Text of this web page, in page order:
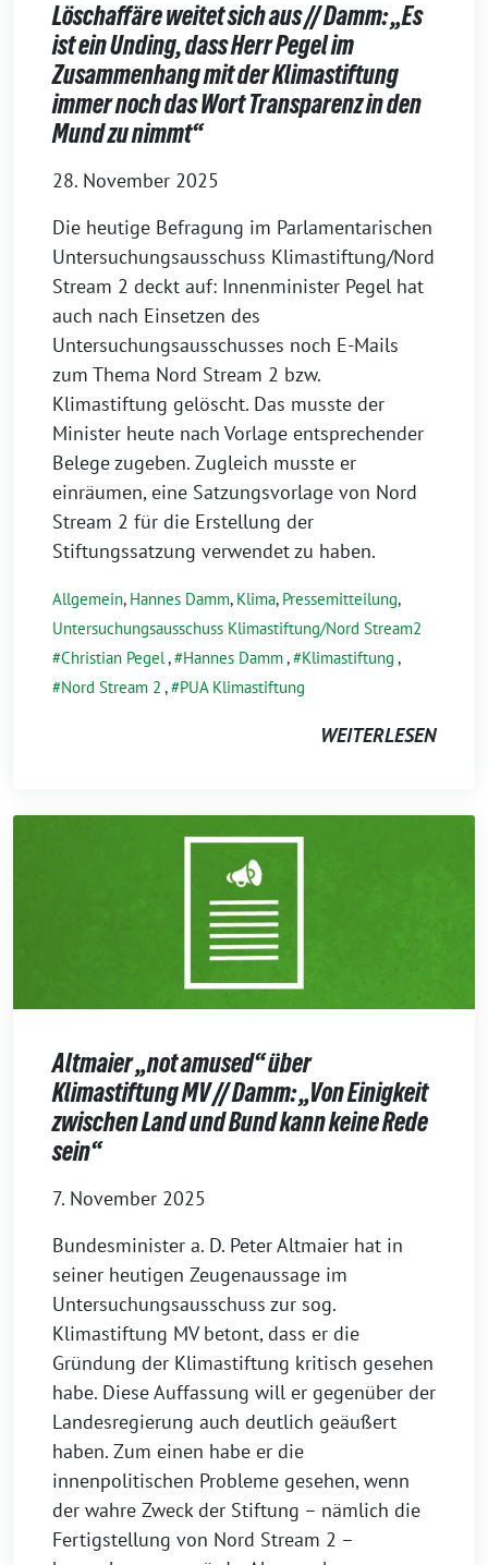
Löschaffäre weitet sich aus // Damm: „Es
ist ein Unding, dass Herr Pegel im
Zusammenhang mit der Klimastiftung
immer noch das Wort Transparenz in den
Mund zu nimmt“
28. November 2025
Die heutige Befragung im Parlamentarischen
Untersuchungsausschuss Klimastiftung/Nord
Stream 2 deckt auf: Innenminister Pegel hat
auch nach Einsetzen des
Untersuchungsausschusses noch E-Mails
zum Thema Nord Stream 2 bzw.
Klimastiftung gelöscht. Das musste der
Minister heute nach Vorlage entsprechender
Belege zugeben. Zugleich musste er
einräumen, eine Satzungsvorlage von Nord
Stream 2 für die Erstellung der
Stiftungssatzung verwendet zu haben.
Allgemein, Hannes Damm, Klima, Pressemitteilung,
Untersuchungsausschuss Klimastiftung/Nord Stream2
Christian Pegel, Hannes Damm, Klimastiftung ,
Nord Stream 2 , PUA Klimastiftung
WEITERLESEN
Altmaier „not amused“ über
Klimastiftung MV // Damm: „Von Einigkeit
zwischen Land und Bund kann keine Rede
sein“
7. November 2025
Bundesminister a. D. Peter Altmaier hat in
seiner heutigen Zeugenaussage im
Untersuchungsausschuss zur sog.
Klimastiftung MV betont, dass er die
Gründung der Klimastiftung kritisch gesehen
habe. Diese Auffassung will er gegenüber der
Landesregierung auch deutlich geäußert
haben. Zum einen habe er die
innenpolitischen Probleme gesehen, wenn
der wahre Zweck der Stiftung – nämlich die
Fertigstellung von Nord Stream 2 –